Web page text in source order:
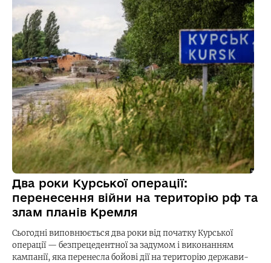
Два роки Курської операції:
перенесення війни на територію рф та
злам планів Кремля
Сьогодні виповнюється два роки від початку Курської
операції — безпрецедентної за задумом і виконанням
кампанії, яка перенесла бойові дії на територію держави-